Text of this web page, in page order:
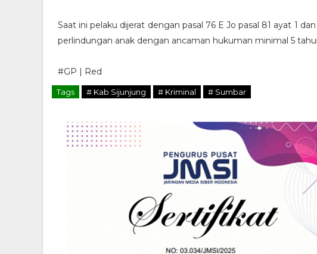
Saat ini pelaku dijerat dengan pasal 76 E Jo pasal 81 ayat 1
perlindungan anak dengan ancaman hukuman minimal 5
#GP | Red
Tags # Kab Sijunjung # Kriminal # Sumbar